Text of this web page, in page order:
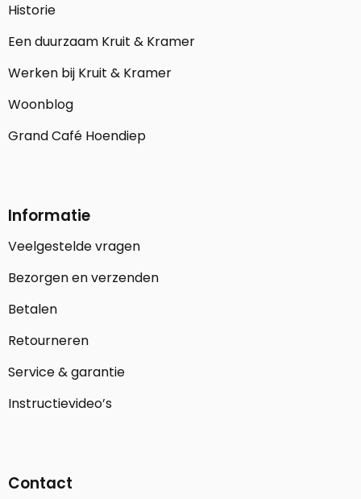
Historie
Een duurzaam Kruit & Kramer
Werken bij Kruit & Kramer
Woonblog
Grand Café Hoendiep
Informatie
Veelgestelde vragen
Bezorgen en verzenden
Betalen
Retourneren
Service & garantie
Instructievideo’s
Contact